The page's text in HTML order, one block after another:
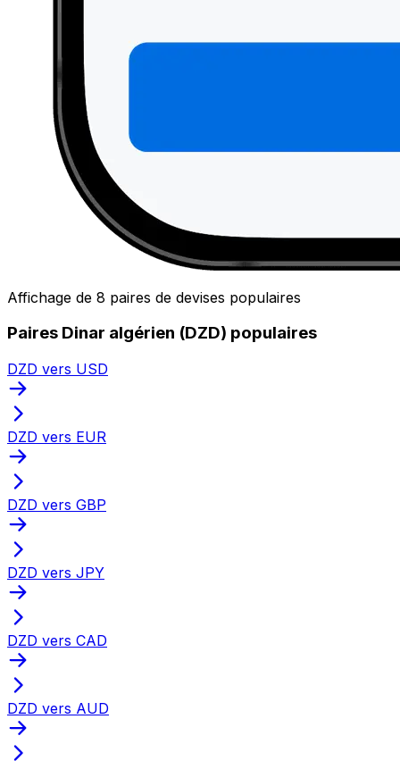
Affichage de 8 paires de devises populaires
Paires Dinar algérien (DZD) populaires
DZD vers USD
DZD vers EUR
DZD vers GBP
DZD vers JPY
DZD vers CAD
DZD vers AUD